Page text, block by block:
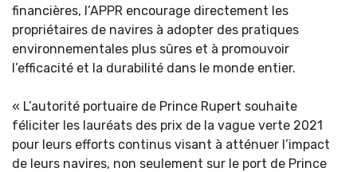
financières, l’APPR encourage directement les
propriétaires de navires à adopter des pratiques
environnementales plus sûres et à promouvoir
l’efficacité et la durabilité dans le monde entier.
« L’autorité portuaire de Prince Rupert souhaite
féliciter les lauréats des prix de la vague verte 2021
pour leurs efforts continus visant à atténuer l’impact
de leurs navires, non seulement sur le port de Prince